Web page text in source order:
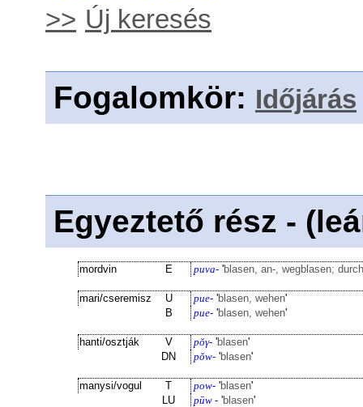
>> Új keresés
Fogalomkör: Időjárás
Egyeztető rész -
mordvin E puva- 'blasen, an-, wegblasen;
mari/cseremisz U pue- 'blasen, wehen'
B
pue- 'blasen, wehen'
hanti/osztják V pŏγ- 'blasen'
DN
pŏw- 'blasen'
manysi/vogul T pow- 'blasen'
LU
pūw - 'blasen'